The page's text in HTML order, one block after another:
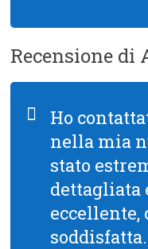
Recensione di
Ho
nella mia
stato
dettagliata
eccellente,
soddisfatta.